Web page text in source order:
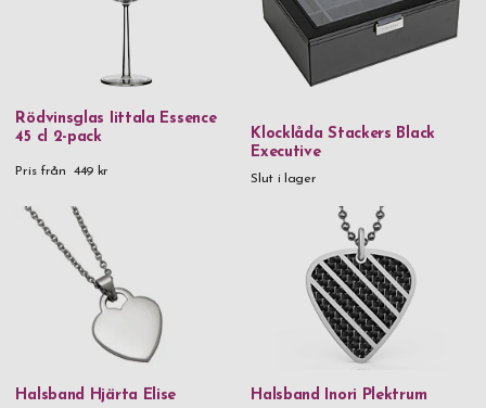
Rödvinsglas Iittala Essence
45 cl 2-pack
Pris från 449 kr
Klocklåda Stackers Black
Executive
Slut i lager
Halsband Hjärta Elise Halsband Inori Plektrum